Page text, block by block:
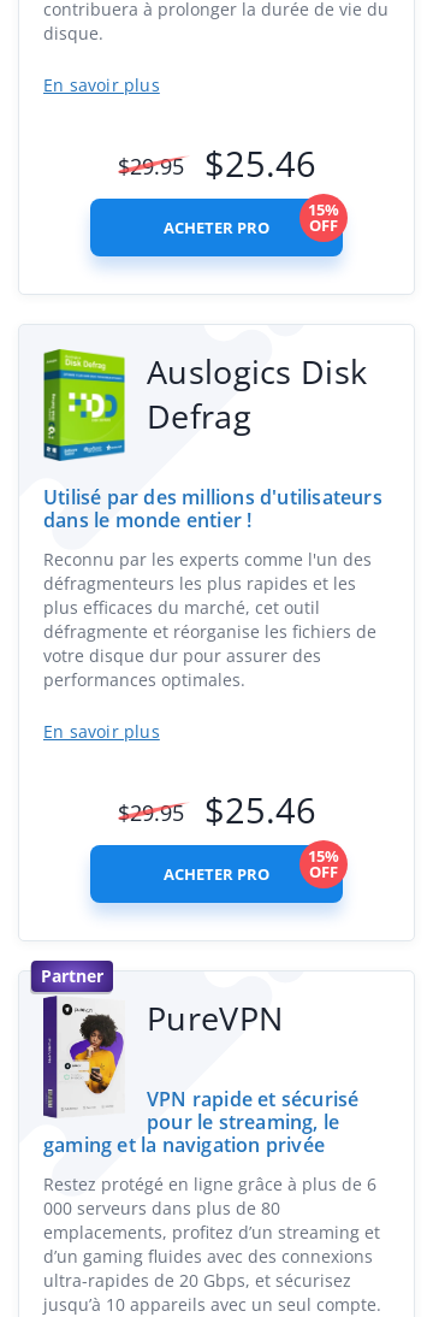
contribuera à prolonger la durée de vie du
disque.
En savoir plus
$29.95 $25.46
ACHETER PRO
15%
OFF
Auslogics Disk
Defrag
Utilisé par des millions d'utilisateurs
dans le monde entier !
Reconnu par les experts comme l'un des
défragmenteurs les plus rapides et les
plus efficaces du marché, cet outil
défragmente et réorganise les fichiers de
votre disque dur pour assurer des
performances optimales.
En savoir plus
$29.95 $25.46
ACHETER PRO
15%
OFF
Partner
PureVPN
VPN rapide et sécurisé
pour le streaming, le
gaming et la navigation privée
Restez protégé en ligne grâce à plus de 6
000 serveurs dans plus de 80
emplacements, profitez d’un streaming et
d’un gaming fluides avec des connexions
ultra-rapides de 20 Gbps, et sécurisez
jusqu’à 10 appareils avec un seul compte.